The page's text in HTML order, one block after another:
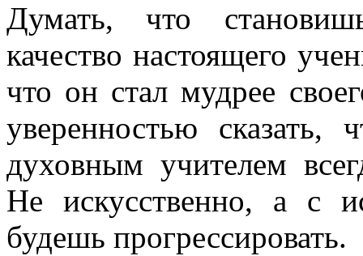
Думать, что
качество настоящего
что он стал мудрее
уверенностью
духовным учителем
Не искусственно, а с
будешь прогрессировать.